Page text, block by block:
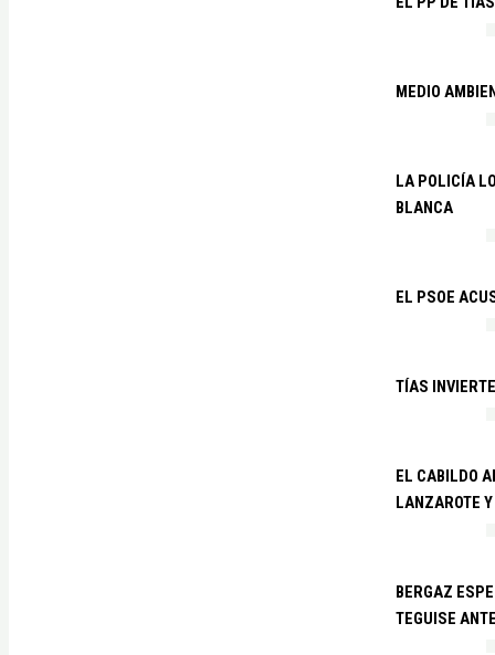
MEDIO
LA POLICÍA
BLANCA
EL PSOE
TÍAS
EL CABILDO
LANZAROTE
BERGAZ
TEGUISE